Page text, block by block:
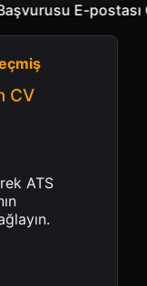
ATS ve İşe Alım
CV
ATS